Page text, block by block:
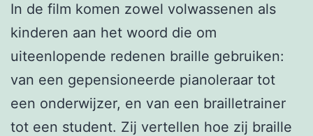
In de film komen zowel volwassenen als
kinderen aan het woord die om
uiteenlopende redenen braille gebruiken:
van een gepensioneerde pianoleraar tot
een onderwijzer, en van een brailletrainer
tot een student. Zij vertellen hoe zij braille